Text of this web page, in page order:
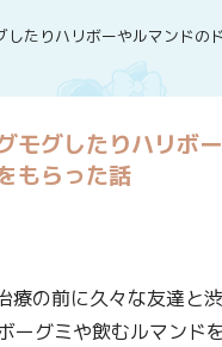
たりハリボーやルマンドの
モグしたりハリボ
もらった話
の前に久々な友達と
グミや飲むルマンド